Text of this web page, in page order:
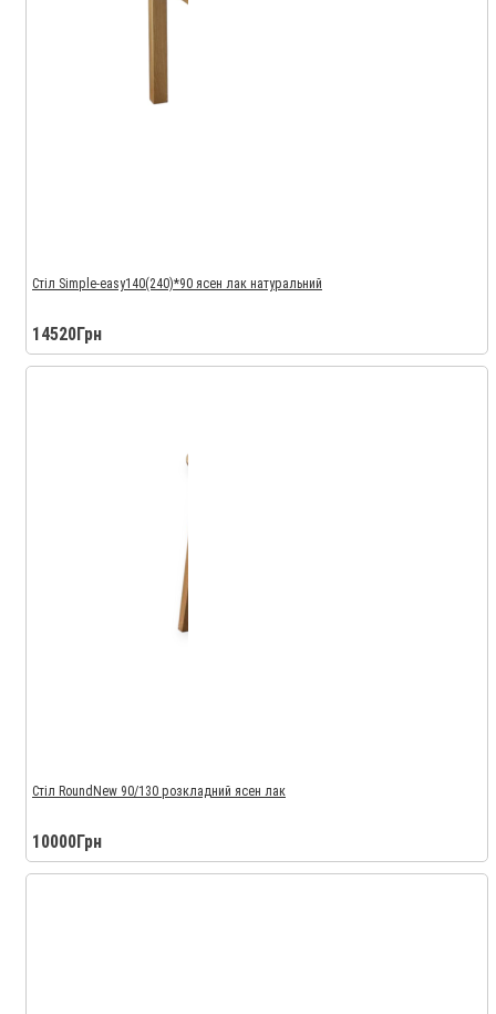
Стіл Simple-easy140(240)*90 ясен лак натуральний
14520Грн
Стіл RoundNew 90/130 розкладний ясен лак
10000Грн